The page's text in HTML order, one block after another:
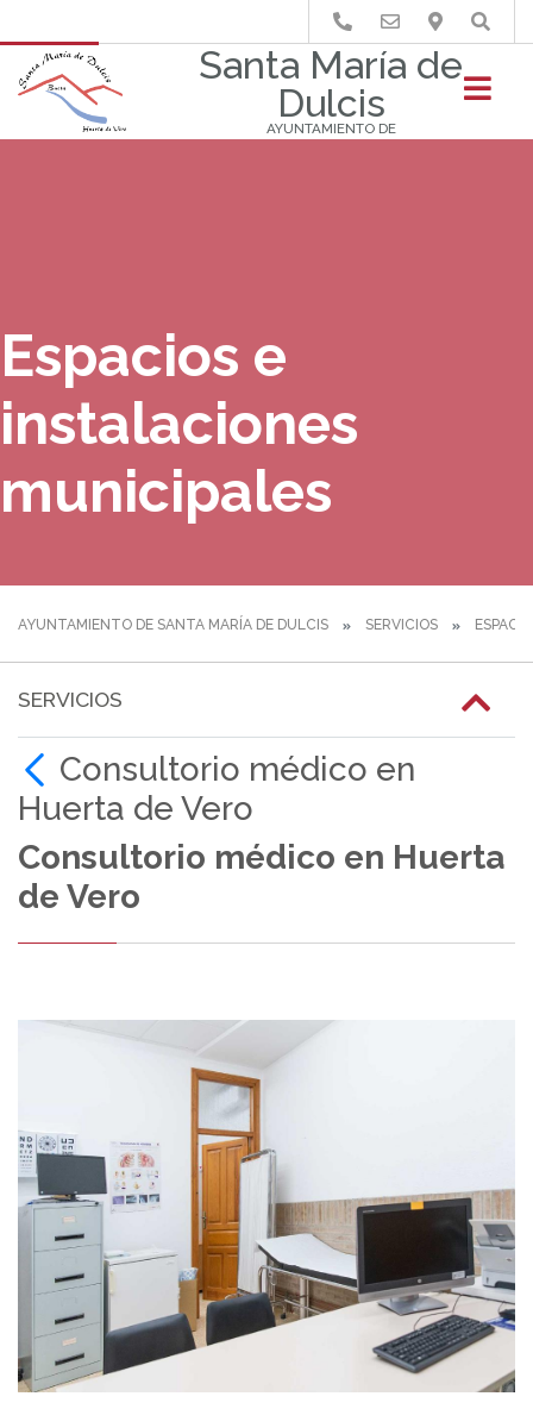
Santa María de
Dulcis
AYUNTAMIENTO DE
Buscar
Espacios e
instalaciones
municipales
AYUNTAMIENTO DE SANTA MARÍA DE DULCIS SERVICIOS
SERVICIOS
Consultorio médico en
Huerta de Vero
Consultorio médico en Huerta
de Vero